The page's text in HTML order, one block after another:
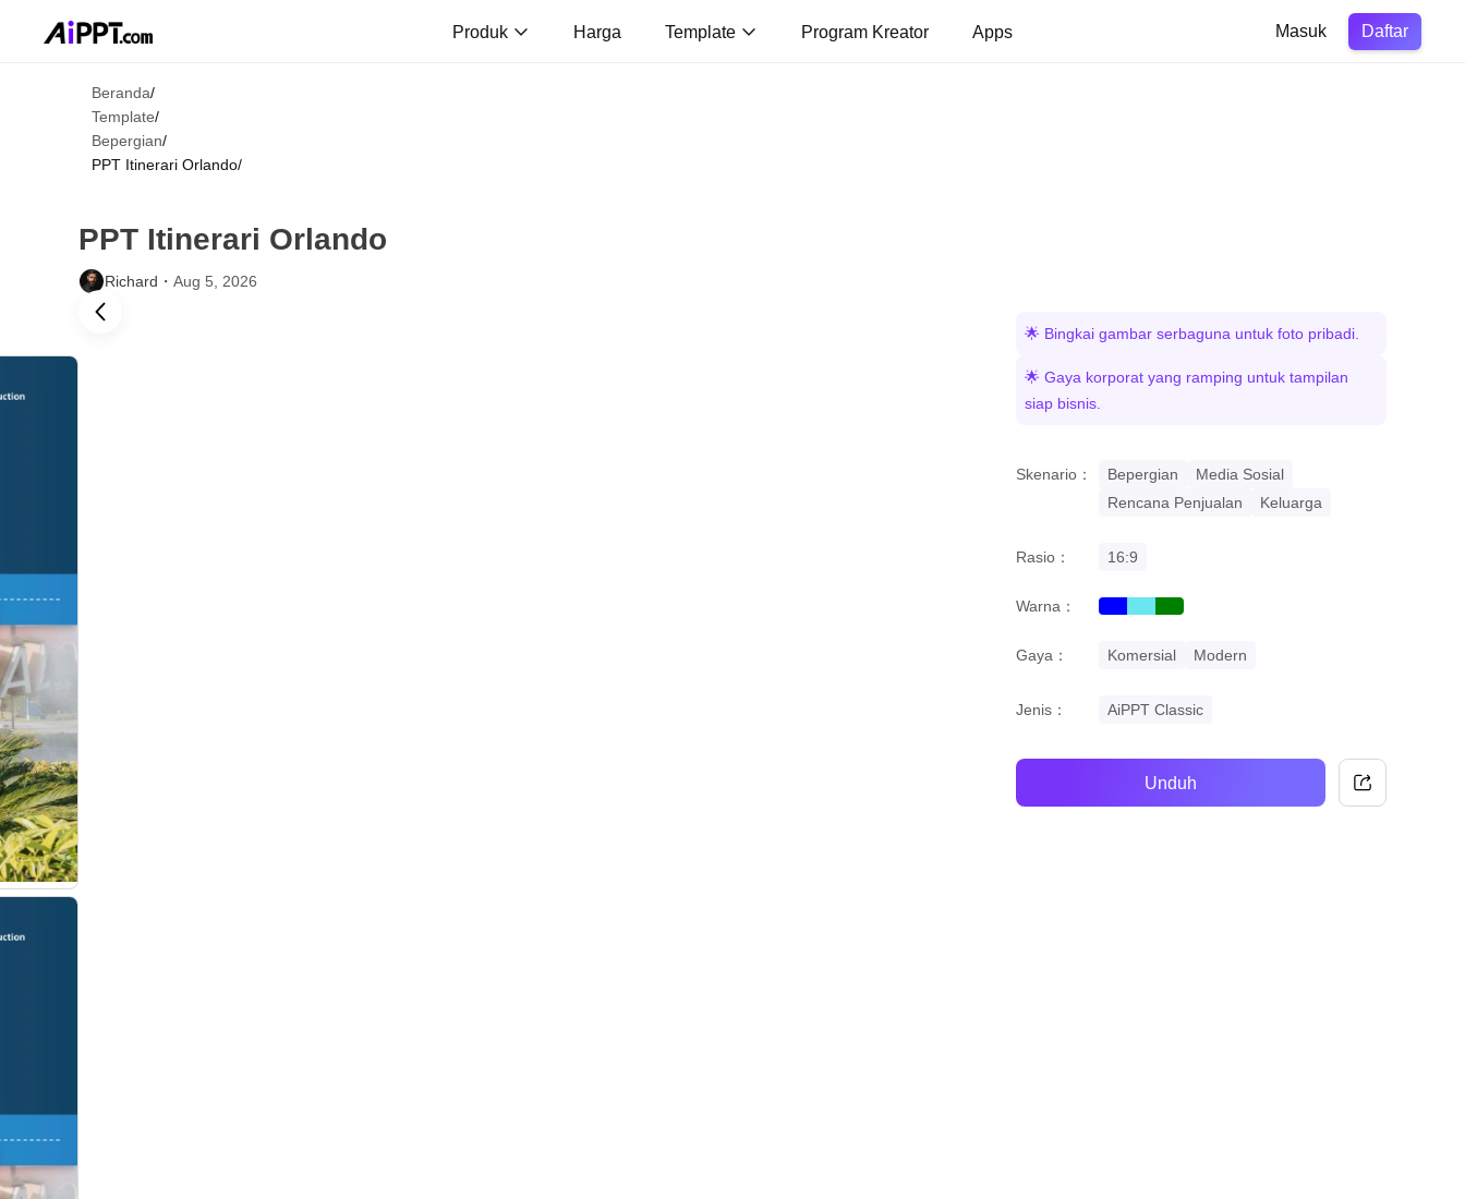
Produk Harga Template Program Kreator Apps Masuk Daftar
Beranda/
Template/
Bepergian/
PPT Itinerari Orlando/
PPT Itinerari Orlando
Richard・ Aug 5, 2026
🌟 Bingkai gambar serbaguna untuk foto pribadi.
🌟 Gaya korporat yang ramping untuk tampilan
siap bisnis.
Skenario： Bepergian
Media Sosial
Rencana Penjualan
Keluarga
Rasio： 16:9
Warna： bluecyangreen
Gaya： Komersial Modern
Jenis： AiPPT Classic
Unduh